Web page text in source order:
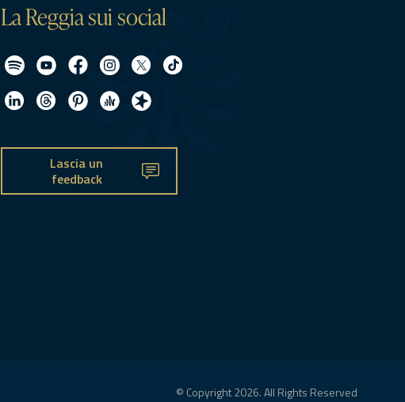
La Reggia sui social
Lascia un
feedback
© Copyright 2026. All Rights Reserved